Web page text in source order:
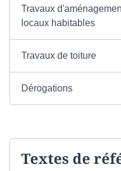
Travaux
locaux habitables
Travaux de toiture
Dérogations
Textes de